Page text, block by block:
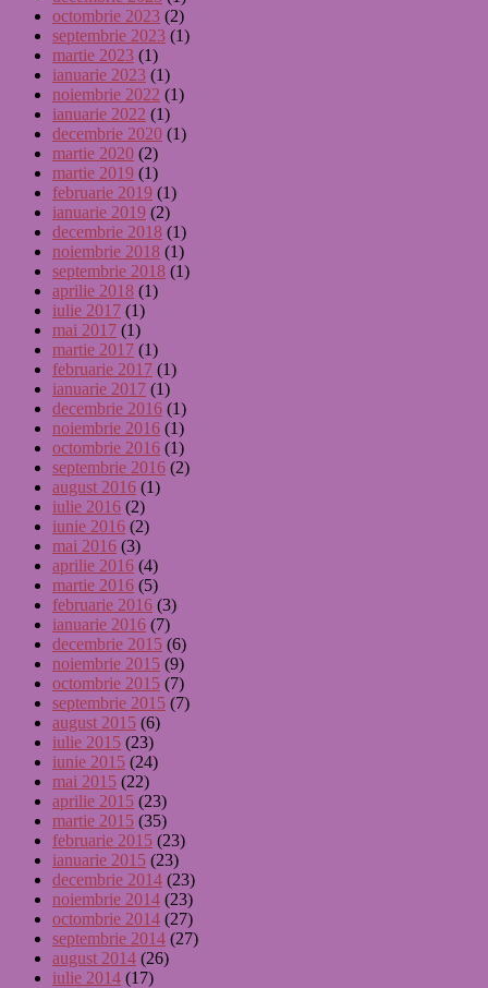
octombrie 2023 (2)
septembrie 2023 (1)
martie 2023 (1)
ianuarie 2023 (1)
noiembrie 2022 (1)
ianuarie 2022 (1)
decembrie 2020 (1)
martie 2020 (2)
martie 2019 (1)
februarie 2019 (1)
ianuarie 2019 (2)
decembrie 2018 (1)
noiembrie 2018 (1)
septembrie 2018 (1)
aprilie 2018 (1)
iulie 2017 (1)
mai 2017 (1)
martie 2017 (1)
februarie 2017 (1)
ianuarie 2017 (1)
decembrie 2016 (1)
noiembrie 2016 (1)
octombrie 2016 (1)
septembrie 2016 (2)
august 2016 (1)
iulie 2016 (2)
iunie 2016 (2)
mai 2016 (3)
aprilie 2016 (4)
martie 2016 (5)
februarie 2016 (3)
ianuarie 2016 (7)
decembrie 2015 (6)
noiembrie 2015 (9)
octombrie 2015 (7)
septembrie 2015 (7)
august 2015 (6)
iulie 2015 (23)
iunie 2015 (24)
mai 2015 (22)
aprilie 2015 (23)
martie 2015 (35)
februarie 2015 (23)
ianuarie 2015 (23)
decembrie 2014 (23)
noiembrie 2014 (23)
octombrie 2014 (27)
septembrie 2014 (27)
august 2014 (26)
iulie 2014 (17)